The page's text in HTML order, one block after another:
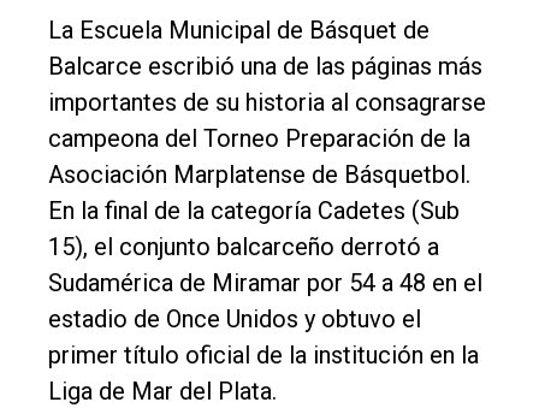
Int.
General
Política
Cultura
Entrevistas
Rural
Deportes
Fúnebres
Edición
La Escuela Municipal de Básquet de
Balcarce escribió una de las páginas más
importantes de su historia al consagrarse
campeona del Torneo Preparación de la
Asociación Marplatense de Básquetbol.
En la final de la categoría Cadetes (Sub
15), el conjunto balcarceño derrotó a
Sudamérica de Miramar por 54 a 48 en el
estadio de Once Unidos y obtuvo el
primer título oficial de la institución en la
Liga de Mar del Plata.